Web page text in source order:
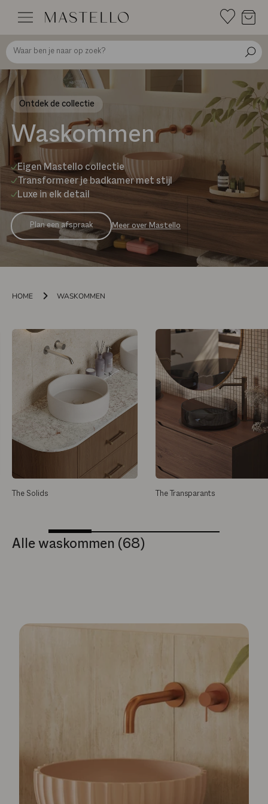
inhoud
Ontdek de collectie
Waskommen
Eigen Mastello collectie
Transformeer je badkamer met stijl
Luxe in elk detail
Plan een afspraak Meer over Mastello
HOME WASKOMMEN
The Solids The Transparants
Alle waskommen (68)